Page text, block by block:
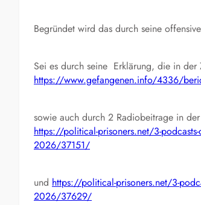
Begründet wird das durch seine
Sei es durch seine Erklärung, die in
https://www.gefangenen.info/4336/
sowie auch durch 2 Radiobeitrage in
https://political-prisoners.net/3-podcasts-
2026/37151/
und https://political-prisoners.net/3-
2026/37629/